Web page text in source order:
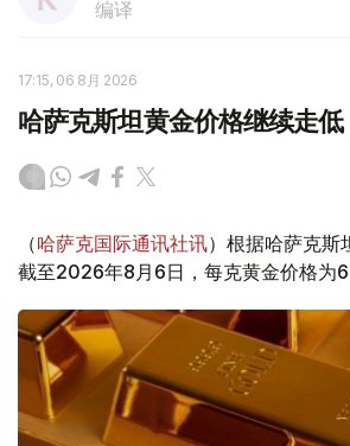
编译
17:15, 06 8月 2026
哈萨克斯坦黄金价格继续走低
（哈萨克国际通讯社讯）根据哈萨克斯
截至2026年8月6日，每克黄金价格为